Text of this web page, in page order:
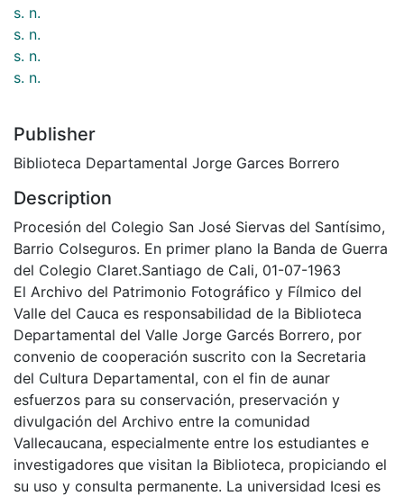
s. n.
s. n.
s. n.
s. n.
Publisher
Biblioteca Departamental Jorge Garces Borrero
Description
Procesión del Colegio San José Siervas del Santísimo,
Barrio Colseguros. En primer plano la Banda de Guerra
del Colegio Claret.Santiago de Cali, 01-07-1963
El Archivo del Patrimonio Fotográfico y Fílmico del
Valle del Cauca es responsabilidad de la Biblioteca
Departamental del Valle Jorge Garcés Borrero, por
convenio de cooperación suscrito con la Secretaria
del Cultura Departamental, con el fin de aunar
esfuerzos para su conservación, preservación y
divulgación del Archivo entre la comunidad
Vallecaucana, especialmente entre los estudiantes e
investigadores que visitan la Biblioteca, propiciando el
su uso y consulta permanente. La universidad Icesi es